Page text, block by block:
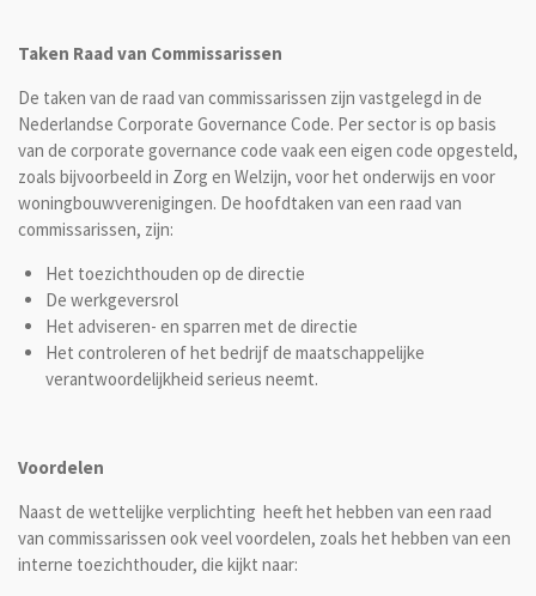
Taken Raad van Commissarissen
De taken van de raad van commissarissen zijn vastgelegd in de
Nederlandse Corporate Governance Code. Per sector is op basis
van de corporate governance code vaak een eigen code opgesteld,
zoals bijvoorbeeld in Zorg en Welzijn, voor het onderwijs en voor
woningbouwverenigingen. De hoofdtaken van een raad van
commissarissen, zijn:
Het toezichthouden op de directie
De werkgeversrol
Het adviseren- en sparren met de directie
Het controleren of het bedrijf de maatschappelijke
verantwoordelijkheid serieus neemt.
Voordelen
Naast de wettelijke verplichting heeft het hebben van een raad
van commissarissen ook veel voordelen, zoals het hebben van een
interne toezichthouder, die kijkt naar: